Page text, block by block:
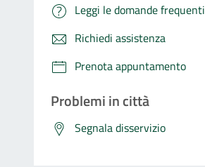
Leggi le domande frequenti
Richiedi assistenza
Prenota appuntamento
Problemi in città
Segnala disservizio